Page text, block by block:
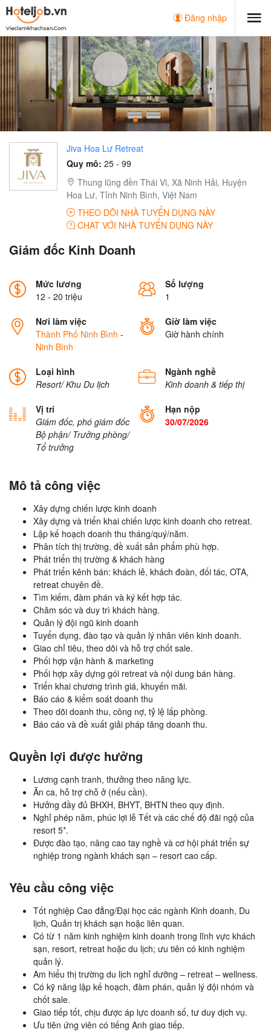
Đăng nhập
Jiva Hoa Lư Retreat
Quy mô: 25 - 99
Thung lũng đền Thái Vi, Xã Ninh Hải, Huyện
Hoa Lư, Tỉnh Ninh Bình, Việt Nam
THEO DÕI NHÀ TUYỂN DỤNG NÀY
CHAT VỚI NHÀ TUYỂN DỤNG NÀY
Giám đốc Kinh Doanh
Mức lương
12 - 20 triệu
Số lượng
1
Nơi làm việc
Thành Phố Ninh Bình -
Ninh Bình
Giờ làm việc
Giờ hành chính
Loại hình
Resort/ Khu Du lịch
Ngành nghề
Kinh doanh & tiếp thị
Vị trí
Giám đốc, phó giám đốc
Bộ phận/ Trưởng phòng/
Tổ trưởng
Hạn nộp
30/07/2026
Mô tả công việc
Xây dựng chiến lược kinh doanh
Xây dựng và triển khai chiến lược kinh doanh cho retreat.
Lập kế hoạch doanh thu tháng/quý/năm.
Phân tích thị trường, đề xuất sản phẩm phù hợp.
Phát triển thị trường & khách hàng
Phát triển kênh bán: khách lẻ, khách đoàn, đối tác, OTA,
retreat chuyên đề.
Tìm kiếm, đàm phán và ký kết hợp tác.
Chăm sóc và duy trì khách hàng.
Quản lý đội ngũ kinh doanh
Tuyển dụng, đào tạo và quản lý nhân viên kinh doanh.
Giao chỉ tiêu, theo dõi và hỗ trợ chốt sale.
Phối hợp vận hành & marketing
Phối hợp xây dựng gói retreat và nội dung bán hàng.
Triển khai chương trình giá, khuyến mãi.
Báo cáo & kiểm soát doanh thu
Theo dõi doanh thu, công nợ, tỷ lệ lấp phòng.
Báo cáo và đề xuất giải pháp tăng doanh thu.
Quyền lợi được hưởng
Lương cạnh tranh, thưởng theo năng lực.
Ăn ca, hỗ trợ chỗ ở (nếu cần).
Hưởng đầy đủ BHXH, BHYT, BHTN theo quy định.
Nghỉ phép năm, phúc lợi lễ Tết và các chế độ đãi ngộ của
resort 5*.
Được đào tạo, nâng cao tay nghề và cơ hội phát triển sự
nghiệp trong ngành khách sạn – resort cao cấp.
Yêu cầu công việc
Tốt nghiệp Cao đẳng/Đại học các ngành Kinh doanh, Du
lịch, Quản trị khách sạn hoặc liên quan.
Có từ 1 năm kinh nghiệm kinh doanh trong lĩnh vực khách
sạn, resort, retreat hoặc du lịch; ưu tiên có kinh nghiệm
quản lý.
Am hiểu thị trường du lịch nghỉ dưỡng – retreat – wellness.
Có kỹ năng lập kế hoạch, đàm phán, quản lý đội nhóm và
chốt sale.
Giao tiếp tốt, chịu được áp lực doanh số, tư duy dịch vụ.
Ưu tiên ứng viên có tiếng Anh giao tiếp.